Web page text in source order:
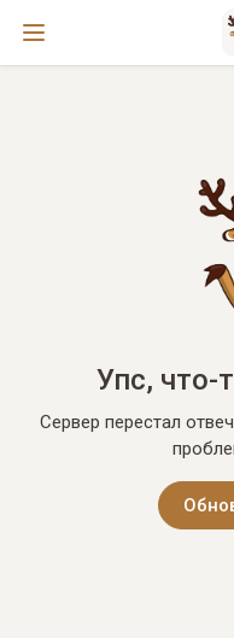
Упс, что-
Сервер перестал